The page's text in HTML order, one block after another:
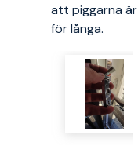
att piggarna är
för långa.